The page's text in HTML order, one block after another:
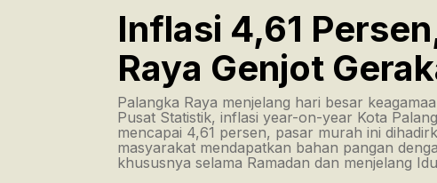
Inflasi 4,61
Raya Genjot
Palangka Raya menjelang hari besar
Pusat Statistik, inflasi year-on-year Kota
mencapai 4,61 persen, pasar murah ini
masyarakat mendapatkan bahan pangan
khususnya selama Ramadan dan menjelang